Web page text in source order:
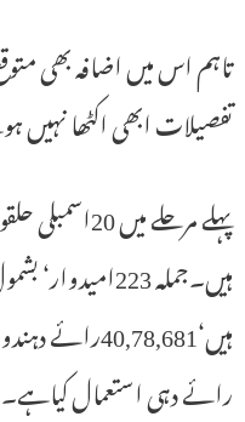
تاہم اس میں اضافہ بھی
تفصیلات ابھی اکٹھا نہیں
رائے دہی استعمال کیاہے۔